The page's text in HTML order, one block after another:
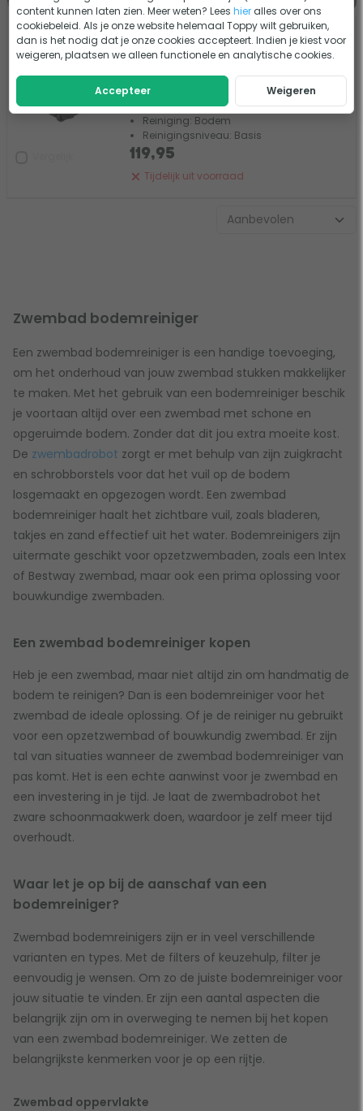
Bestway Aquatronix G100
zwembadrobot met accu
2 beoordelingen
Max. zwembadgrootte: 5 x 4 meter
Reiniging: Bodem
Reinigingsniveau: Basis
Tijdelijk uit voorraad
119,95
Zwembad bodemreiniger
Een zwembad bodemreiniger is een handige toevoeging,
om het onderhoud van jouw zwembad stukken makkelijker
te maken. Met het gebruik van een bodemreiniger beschik
je voortaan altijd over een zwembad met schone en
opgeruimde bodem. Zonder dat dit jou extra moeite kost.
De zwembadrobot zorgt er met behulp van zijn zuigkracht
en schrobborstels voor dat het vuil op de bodem
losgemaakt en opgezogen wordt. Een zwembad
bodemreiniger haalt het zichtbare vuil, zoals bladeren,
takjes en zand effectief uit het water. Bodemreinigers zijn
uitermate geschikt voor opzetzwembaden, zoals een Intex
of Bestway zwembad, maar ook een prima oplossing voor
bouwkundige zwembaden.
Een zwembad bodemreiniger kopen
Heb je een zwembad, maar niet altijd zin om handmatig de
bodem te reinigen? Dan is een bodemreiniger voor het
zwembad de ideale oplossing. Of je de reiniger nu gebruikt
voor een opzetzwembad of bouwkundig zwembad. Er zijn
tal van situaties wanneer de zwembad bodemreiniger van
pas komt. Het is een echte aanwinst voor je zwembad en
een investering in je tijd. Je laat de zwembadrobot het
zware schoonmaakwerk doen, waardoor je zelf meer tijd
overhoudt.
Waar let je op bij de aanschaf van een
bodemreiniger?
Zwembad bodemreinigers zijn er in veel verschillende
varianten en types. Met de filters of keuzehulp, filter je
eenvoudig je wensen. Om zo de juiste bodemreiniger voor
jouw situatie te vinden. Er zijn een aantal aspecten die
belangrijk zijn om in overweging te nemen bij het kopen
van een zwembad bodemreiniger. We zetten de
belangrijkste kenmerken voor je op een rijtje.
Zwembad oppervlakte
content kunnen laten zien. Meer weten? Leeshier alles over ons
cookiebeleid. Als je onze website helemaal Toppy wilt gebruiken,
dan is het nodig dat je onze cookies accepteert. Indien je kiest voor
weigeren, plaatsen we alleen functionele en analytische cookies.
Accepteer Weigeren